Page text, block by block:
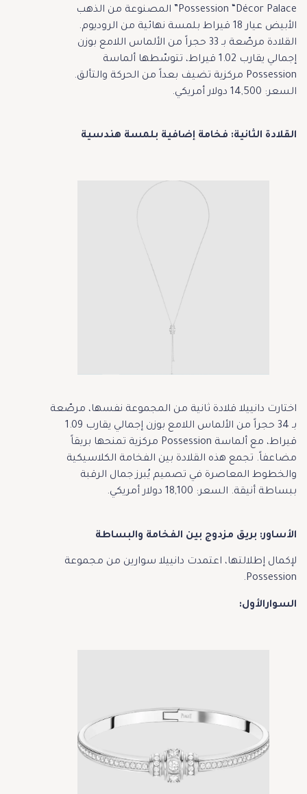
Possession “Décor Palace” المصنوعة من الذهب
الأبيض عيار 18 قيراط بلمسة نهائية من الروديوم.
القلادة مرصّعة بـ 33 حجراً من الألماس اللامع بوزن
إجمالي يقارب 1.02 قيراط، تتوسّطها ألماسة
Possession مركزية تضيف بعداً من الحركة والتألق.
السعر: 14,500 دولار أمريكي.
القلادة الثانية: فخامة إضافية بلمسة هندسية
اختارت دانييلا قلادة ثانية من المجموعة نفسها، مرصّعة
بـ 34 حجراً من الألماس اللامع بوزن إجمالي يقارب 1.09
قيراط، مع ألماسة Possession مركزية تمنحها بريقاً
مضاعفاً. تجمع هذه القلادة بين الفخامة الكلاسيكية
والخطوط المعاصرة في تصميم يُبرز جمال الرقبة
ببساطة أنيقة. السعر: 18,100 دولار أمريكي.
الأساور: بريق مزدوج بين الفخامة والبساطة
لإكمال إطلالتها، اعتمدت دانييلا سوارين من مجموعة
Possession.
السوارالأول: